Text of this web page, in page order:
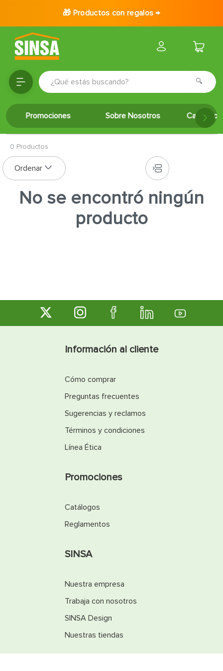
🎁 Productos con regalos →
¿Qué estás buscando?
Promociones Sobre Nosotros Catálogo
0 Productos
No se encontró ningún
producto
Información al cliente
Cómo comprar
Preguntas frecuentes
Sugerencias y reclamos
Términos y condiciones
Línea Ética
Promociones
Catálogos
Reglamentos
SINSA
Nuestra empresa
Trabaja con nosotros
SINSA Design
Nuestras tiendas
TÉRMINOS MÁS BUSCADOS
1.
porcelanato
2.
ceramica
puertas
cerradura
6.
azulejo
7.
fachaleta